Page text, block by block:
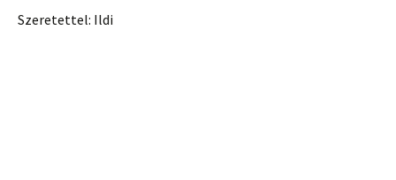
Szeretettel: Ildi